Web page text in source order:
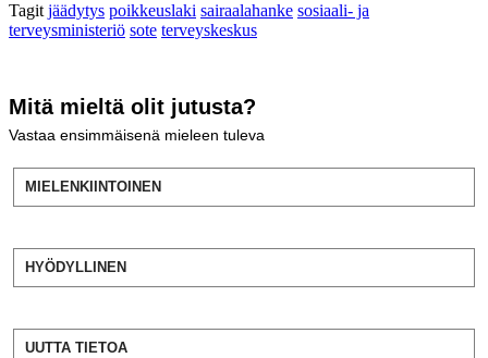
Tagit jäädytys poikkeuslaki sairaalahanke sosiaali- ja
terveysministeriö sote terveyskeskus
Mitä mieltä olit jutusta?
Vastaa ensimmäisenä mieleen tuleva
MIELENKIINTOINEN
HYÖDYLLINEN
UUTTA TIETOA